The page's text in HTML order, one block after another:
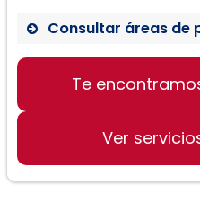
Consultar áreas de
Divorcio.
División de
Te
Ver